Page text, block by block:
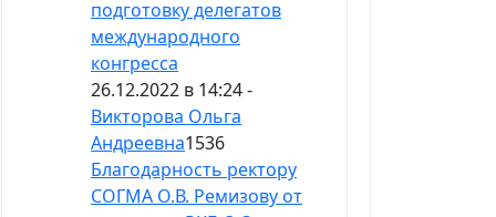
подготовку делегатов
международного
конгресса
26.12.2022 в 14:24 -
Викторова Ольга
Андреевна1536
Благодарность ректору
СОГМА О.В. Ремизову от